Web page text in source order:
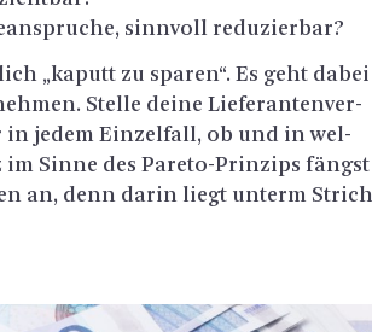
sinn­voll re­du­zier­bar?
„ka­putt zu spa­ren“. Es geht dabei
Stel­le deine Lie­fe­ran­ten­ver­
in jedem Ein­zel­fall, ob und in wel­
Sinne des Pare­to-Prin­zips fängst
an, denn darin liegt un­term Strich